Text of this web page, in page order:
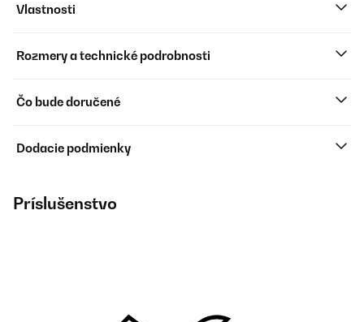
Vlastnosti
Rozmery a technické podrobnosti
Čo bude doručené
Dodacie podmienky
Príslušenstvo